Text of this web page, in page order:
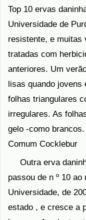
Top 10 ervas
Universidade de
resistente, e muitas
tratadas com
anteriores. Um
lisas quando jovens
folhas triangulares
irregulares. As
gelo -como brancos.
Comum Cocklebur
Outra erva
passou de n º 10 ao
Universidade, de
estado , e cresce a